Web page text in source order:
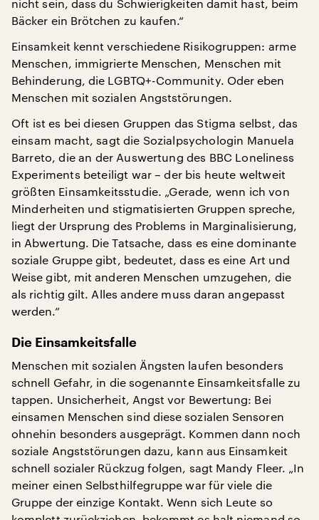
nicht sein, dass du Schwierigkeiten damit hast, beim
Bäcker ein Brötchen zu kaufen.“
Einsamkeit kennt verschiedene Risikogruppen: arme
Menschen, immigrierte Menschen, Menschen mit
Behinderung, die LGBTQ+-Community. Oder eben
Menschen mit sozialen Angststörungen.
Oft ist es bei diesen Gruppen das Stigma selbst, das
einsam macht, sagt die Sozialpsychologin Manuela
Barreto, die an der Auswertung des BBC Loneliness
Experiments beteiligt war – der bis heute weltweit
größten Einsamkeitsstudie. „Gerade, wenn ich von
Minderheiten und stigmatisierten Gruppen spreche,
liegt der Ursprung des Problems in Marginalisierung,
in Abwertung. Die Tatsache, dass es eine dominante
soziale Gruppe gibt, bedeutet, dass es eine Art und
Weise gibt, mit anderen Menschen umzugehen, die
als richtig gilt. Alles andere muss daran angepasst
werden.”
Die Einsamkeitsfalle
Menschen mit sozialen Ängsten laufen besonders
schnell Gefahr, in die sogenannte Einsamkeitsfalle zu
tappen. Unsicherheit, Angst vor Bewertung: Bei
einsamen Menschen sind diese sozialen Sensoren
ohnehin besonders ausgeprägt. Kommen dann noch
soziale Angststörungen dazu, kann aus Einsamkeit
schnell sozialer Rückzug folgen, sagt Mandy Fleer. „In
meiner einen Selbsthilfegruppe war für viele die
Gruppe der einzige Kontakt. Wenn sich Leute so